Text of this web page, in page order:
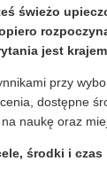
świeżo
jest
przy
dostępne
naukę oraz
środki i czas